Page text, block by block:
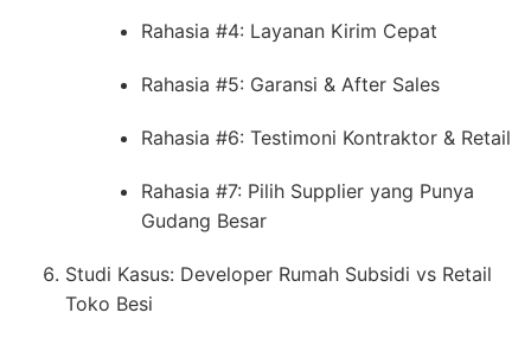
Rahasia #4: Layanan Kirim Cepat
Rahasia #5: Garansi & After Sales
Rahasia #6: Testimoni Kontraktor & Retail
Rahasia #7: Pilih Supplier yang Punya
Gudang Besar
Studi Kasus: Developer Rumah Subsidi vs Retail
Toko Besi